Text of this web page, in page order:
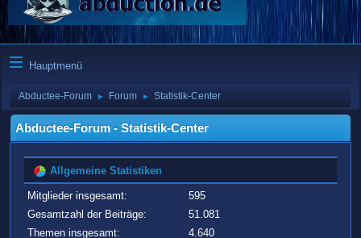
Hauptmenü
Abductee-Forum ► Forum ► Statistik-Center
Abductee-Forum - Statistik-Center
Allgemeine Statistiken
Mitglieder insgesamt:
595
Gesamtzahl der Beiträge:
51.081
Themen insgesamt:
4.640